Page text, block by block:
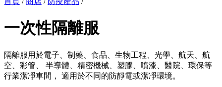
一次性隔離服
隔離服用於電子、制藥、食品、生物工程、光學、航天、航
空、彩管、 半導體、精密機械、塑膠、噴漆、醫院、環保等
行業潔凈車間， 適用於不同的防靜電或潔凈環境。